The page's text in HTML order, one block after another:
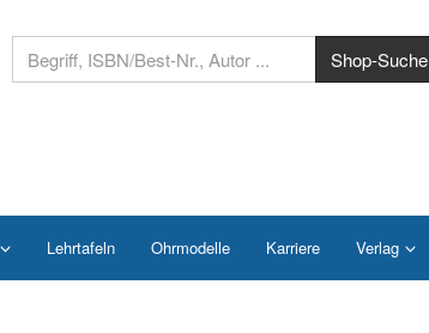
Lehrtafeln Ohrmodelle Karriere Verlag